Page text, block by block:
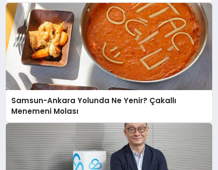
Samsun-Ankara Yolunda Ne Yenir? Çakallı
Menemeni Molası